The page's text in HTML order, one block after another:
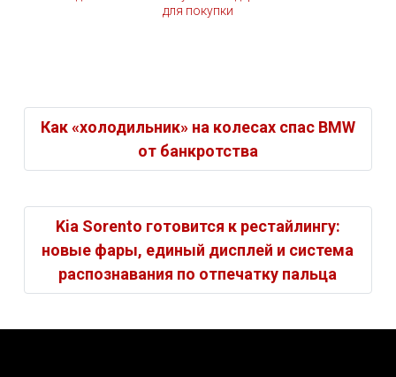
для покупки
Как «холодильник» на колесах спас BMW
от банкротства
Kia Sorento готовится к рестайлингу:
новые фары, единый дисплей и система
распознавания по отпечатку пальца